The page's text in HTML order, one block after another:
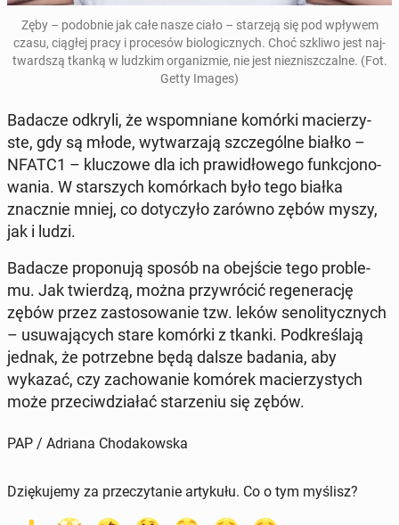
Zęby – po­dob­nie jak całe nasze ciało – sta­rze­ją się pod wpływem
czasu, ciągłej pracy i pro­ce­sów bio­lo­gicz­nych. Choć szkliwo jest naj­
tward­szą tkanką w ludzkim or­ga­ni­zmie, nie jest nie­znisz­czal­ne. (Fot.
Getty Images)
Badacze odkryli, że wspo­mnia­ne komórki ma­cie­rzy­
ste, gdy są młode, wy­twa­rza­ją szcze­gól­ne białko –
NFATC1 – klu­czo­we dla ich pra­wi­dło­we­go funk­cjo­no­
wa­nia. W star­szych ko­mór­kach było tego białka
znacz­nie mniej, co do­ty­czy­ło zarówno zębów myszy,
jak i ludzi.
Badacze pro­po­nu­ją sposób na obej­ście tego pro­ble­
mu. Jak twier­dzą, można przy­wró­cić re­ge­ne­ra­cję
zębów przez za­sto­so­wa­nie tzw. leków se­no­li­tycz­nych
– usu­wa­ją­cych stare komórki z tkanki. Pod­kre­śla­ją
jednak, że po­trzeb­ne będą dalsze badania, aby
wykazać, czy za­cho­wa­nie komórek ma­cie­rzy­stych
może prze­ciw­dzia­łać sta­rze­niu się zębów.
PAP / Adriana Chodakowska
Dziękujemy za przeczytanie artykułu. Co o tym myślisz?